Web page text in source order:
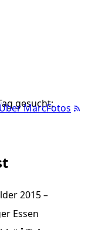
MarcFotos
gesucht:
2015 –
Essen